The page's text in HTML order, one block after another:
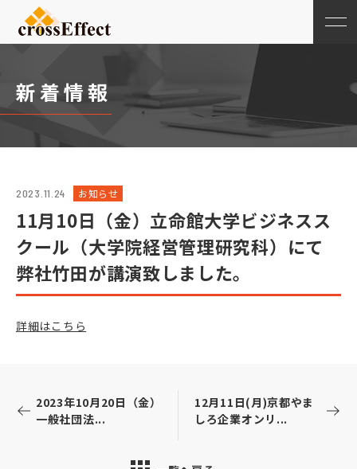
新着情報
2023.11.24 お知らせ
11月10日（金）立命館大学ビジネスス
クール（大学院経営管理研究科）にて
弊社竹田が講演致しました。
詳細はこちら
2023年10月20日（金）
一般社団法...
12月11日(月)京都やま
しろ企業オンリ...